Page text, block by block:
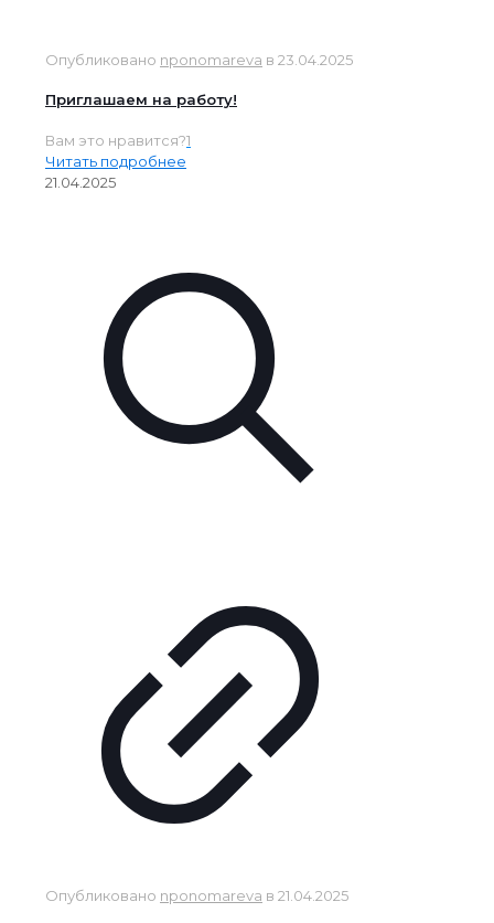
Опубликовано nponomareva в 23.04.2025
Приглашаем на работу!
Вам это нравится?1
Читать подробнее
21.04.2025
Опубликовано nponomareva в 21.04.2025